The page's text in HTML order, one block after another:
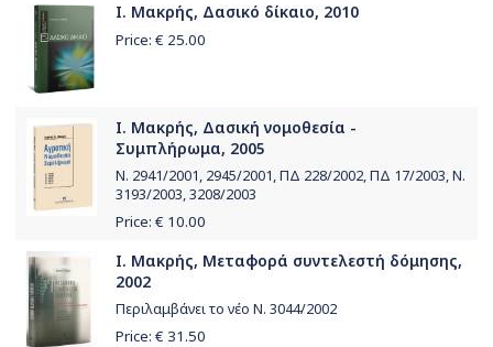
Ι. Μακρής, Δασικό δίκαιο, 2010
Price: € 25.00
Ι. Μακρής, Δασική νομοθεσία -
Συμπλήρωμα, 2005
Ν. 2941/2001, 2945/2001, ΠΔ 228/2002, ΠΔ 17/2003, Ν.
3193/2003, 3208/2003
Price: € 10.00
Ι. Μακρής, Μεταφορά συντελεστή δόμησης,
2002
Περιλαμβάνει το νέο Ν. 3044/2002
Price: € 31.50